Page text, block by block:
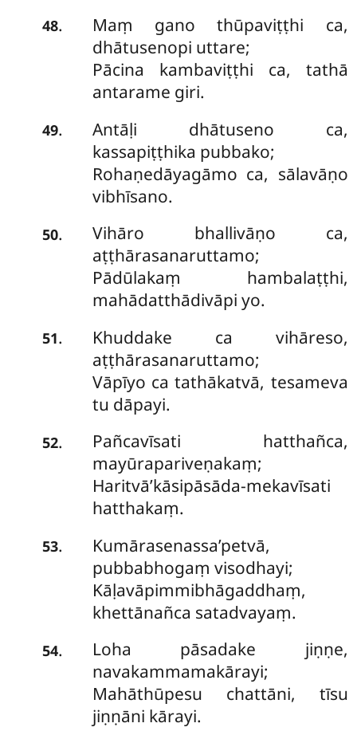
48.
Maṃ gano thūpaviṭṭhi ca,
dhātusenopi uttare;
Pācina kambaviṭṭhi ca, tathā
antarame giri.
49.
Antāḷi dhātuseno ca,
kassapiṭṭhika pubbako;
Rohaṇedāyagāmo ca, sālavāṇo
vibhīsano.
50.
Vihāro bhallivāṇo ca,
aṭṭhārasanaruttamo;
Pādūlakaṃ hambalaṭṭhi,
mahādatthādivāpi yo.
51.
Khuddake ca vihāreso,
aṭṭhārasanaruttamo;
Vāpīyo ca tathākatvā, tesameva
tu dāpayi.
52.
Pañcavīsati hatthañca,
mayūrapariveṇakaṃ;
Haritvā’kāsipāsāda-mekavīsati
hatthakaṃ.
53.
Kumārasenassa’petvā,
pubbabhogaṃ visodhayi;
Kāḷavāpimmibhāgaddhaṃ,
khettānañca satadvayaṃ.
54.
Loha pāsadake jiṇṇe,
navakammamakārayi;
Mahāthūpesu chattāni, tīsu
jiṇṇāni kārayi.